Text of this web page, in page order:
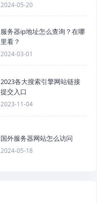
2024-05-20
服务器ip地址怎么查询？在哪
里看？
2024-03-01
2023各大搜索引擎网站链接
提交入口
2023-11-04
国外服务器网站怎么访问
2024-05-18